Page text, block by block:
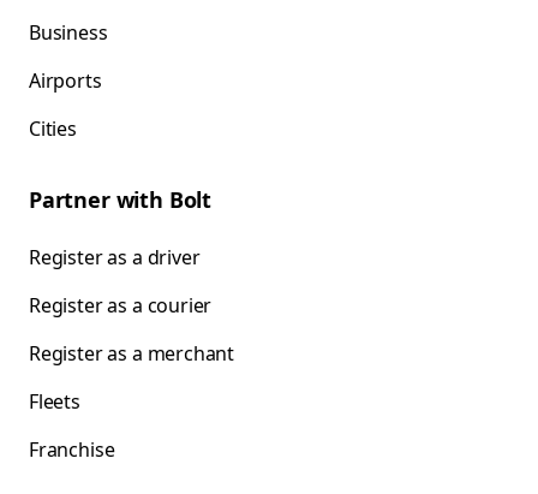
Business
Airports
Cities
Partner with Bolt
Register as a driver
Register as a courier
Register as a merchant
Fleets
Franchise